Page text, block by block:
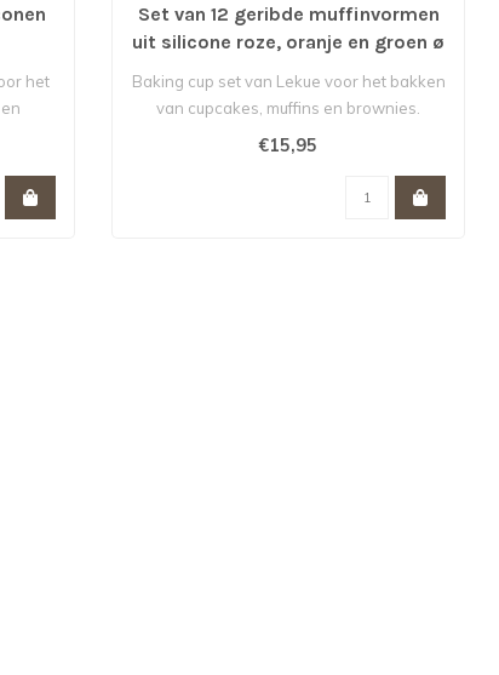
het
Set van 12 geribde muffinvormen
uit silicone roze, oranje en groen ø
Baking cup set van Lekue voor het bakken
van cupcakes, muffins en brownies.
Gema..
€15,95